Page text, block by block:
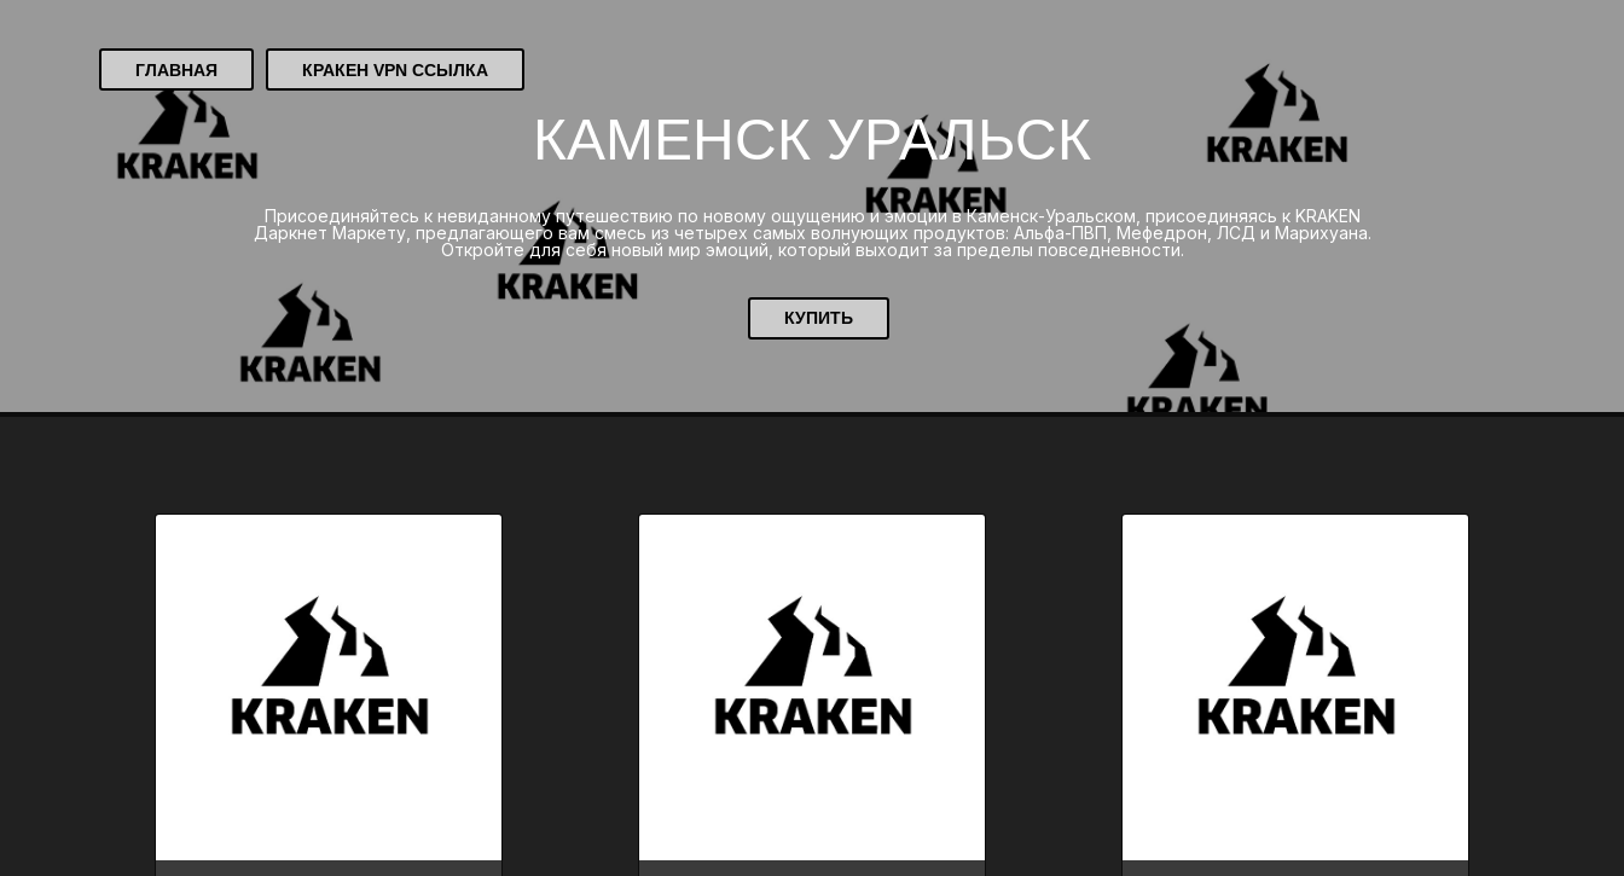
ГЛАВНАЯ КРАКЕН VPN ССЫЛКА
КАМЕНСК УРАЛЬСК
Присоединяйтесь к невиданному путешествию по новому ощущению и эмоции в Каменск-Уральском, присоединяясь к KRAKEN
Даркнет Маркету, предлагающего вам смесь из четырех самых волнующих продуктов: Альфа-ПВП, Мефедрон, ЛСД и Марихуана.
Откройте для себя новый мир эмоций, который выходит за пределы повседневности.
КУПИТЬ